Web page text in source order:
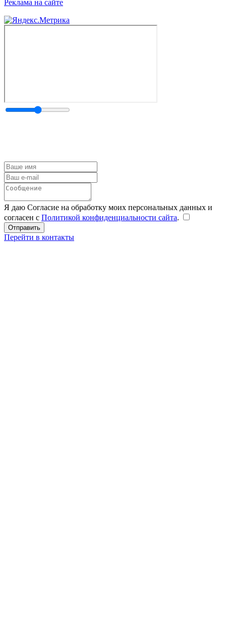
Реклама на сайте
Я даю Согласие на обработку моих персональных данных и
согласен с Политикой конфиденциальности сайта.
Перейти в контакты